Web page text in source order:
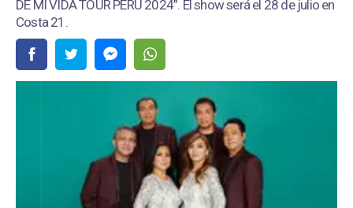
DE MI VIDA TOUR PERÚ 2024”. El show será el 28 de julio en
Costa 21.